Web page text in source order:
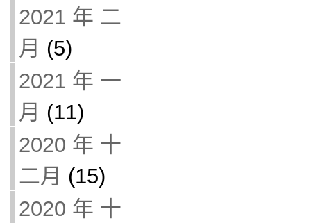
2021 年 二
月 (5)
2021 年 一
月 (11)
2020 年 十
二月 (15)
2020 年 十